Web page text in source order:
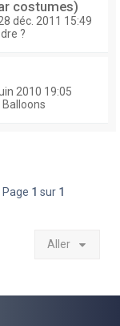
costumes)
déc. 2011 15:49
?
2010 19:05
Balloons
Page 1 sur 1
Aller